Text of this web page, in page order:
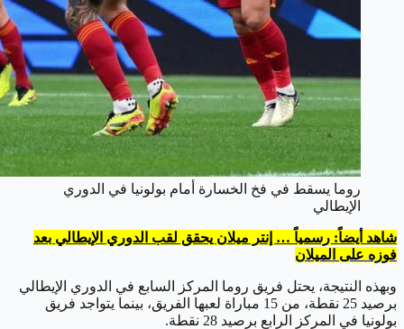
روما يسقط في فخ الخسارة أمام بولونيا في الدوري
الإيطالي
شاهد أيضاً: رسمياً … إنتر ميلان يحقق لقب الدوري الإيطالي بعد
فوزه على الميلان
وبهذه النتيجة، يحتل فريق روما المركز السابع في الدوري الإيطالي
برصيد 25 نقطة، من 15 مباراة لعبها الفريق، بينما يتواجد فريق
بولونيا في المركز الرابع برصيد 28 نقطة.